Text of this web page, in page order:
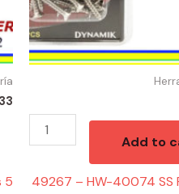
5
x
30mm
quantity
Add to
49267 – HW-40074 SS